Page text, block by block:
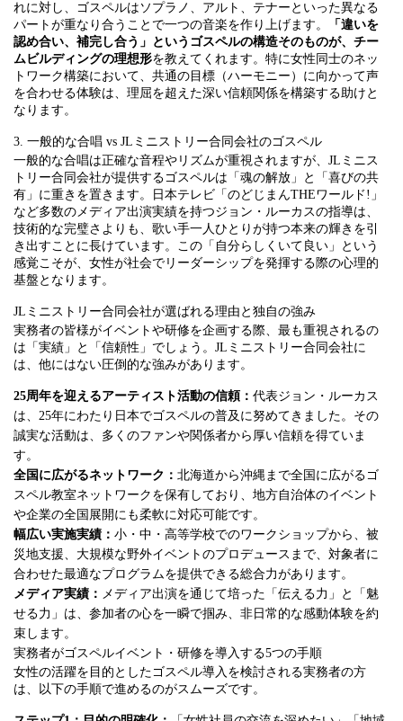
れに対し、ゴスペルはソプラノ、アルト、テナーといった異なる
パートが重なり合うことで一つの音楽を作り上げます。
「違いを
認め合い、補完し合う」というゴスペルの構造そのものが、チー
ムビルディングの理想形を教えてくれます。特に女性同士のネッ
トワーク構築において、共通の目標（ハーモニー）に向かって声
を合わせる体験は、理屈を超えた深い信頼関係を構築する助けと
なります。
3. 一般的な合唱 vs JLミニストリー合同会社のゴスペル
一般的な合唱は正確な音程やリズムが重視されますが、JLミニス
トリー合同会社が提供するゴスペルは「魂の解放」と「喜びの共
有」に重きを置きます。日本テレビ「のどじまんTHEワールド!」
など多数のメディア出演実績を持つジョン・ルーカスの指導は、
技術的な完璧さよりも、歌い手一人ひとりが持つ本来の輝きを引
き出すことに長けています。この「自分らしくいて良い」という
感覚こそが、女性が社会でリーダーシップを発揮する際の心理的
基盤となります。
JLミニストリー合同会社が選ばれる理由と独自の強み
実務者の皆様がイベントや研修を企画する際、最も重視されるの
は「実績」と「信頼性」でしょう。JLミニストリー合同会社に
は、他にはない圧倒的な強みがあります。
25周年を迎えるアーティスト活動の信頼： 代表ジョン・ルーカス
は、25年にわたり日本でゴスペルの普及に努めてきました。その
誠実な活動は、多くのファンや関係者から厚い信頼を得ていま
す。
全国に広がるネットワーク： 北海道から沖縄まで全国に広がるゴ
スペル教室ネットワークを保有しており、地方自治体のイベント
や企業の全国展開にも柔軟に対応可能です。
幅広い実施実績： 小・中・高等学校でのワークショップから、被
災地支援、大規模な野外イベントのプロデュースまで、対象者に
合わせた最適なプログラムを提供できる総合力があります。
メディア実績： メディア出演を通じて培った「伝える力」と「魅
せる力」は、参加者の心を一瞬で掴み、非日常的な感動体験を約
束します。
実務者がゴスペルイベント・研修を導入する5つの手順
女性の活躍を目的としたゴスペル導入を検討される実務者の方
は、以下の手順で進めるのがスムーズです。